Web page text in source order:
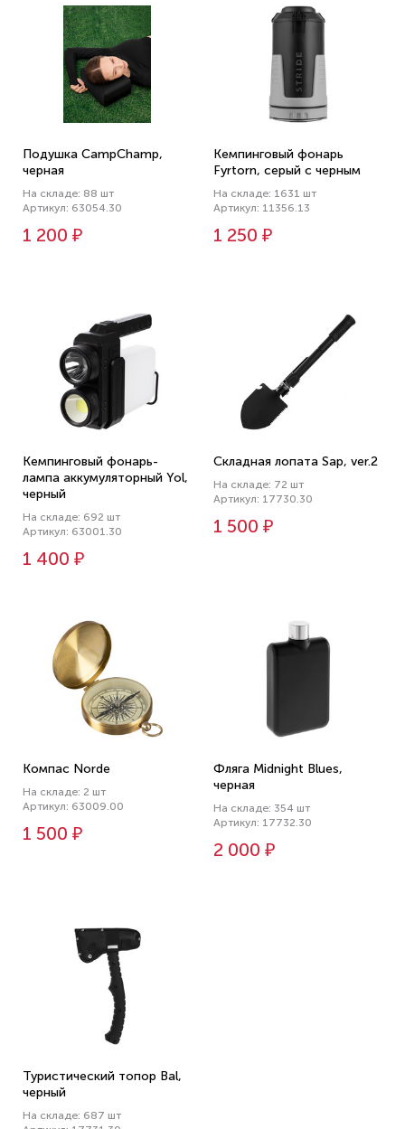
Подушка CampChamp,
черная
На складе: 88 шт
Артикул: 63054.30
1 200 ₽
Кемпинговый фонарь
Fyrtorn, серый с черным
На складе: 1631 шт
Артикул: 11356.13
1 250 ₽
Кемпинговый фонарь-
лампа аккумуляторный Yol,
черный
На складе: 692 шт
Артикул: 63001.30
1 400 ₽
Складная лопата Sap, ver.2
На складе: 72 шт
Артикул: 17730.30
1 500 ₽
Компас Norde
На складе: 2 шт
Артикул: 63009.00
1 500 ₽
Фляга Midnight Blues,
черная
На складе: 354 шт
Артикул: 17732.30
2 000 ₽
Туристический топор Bal,
черный
На складе: 687 шт